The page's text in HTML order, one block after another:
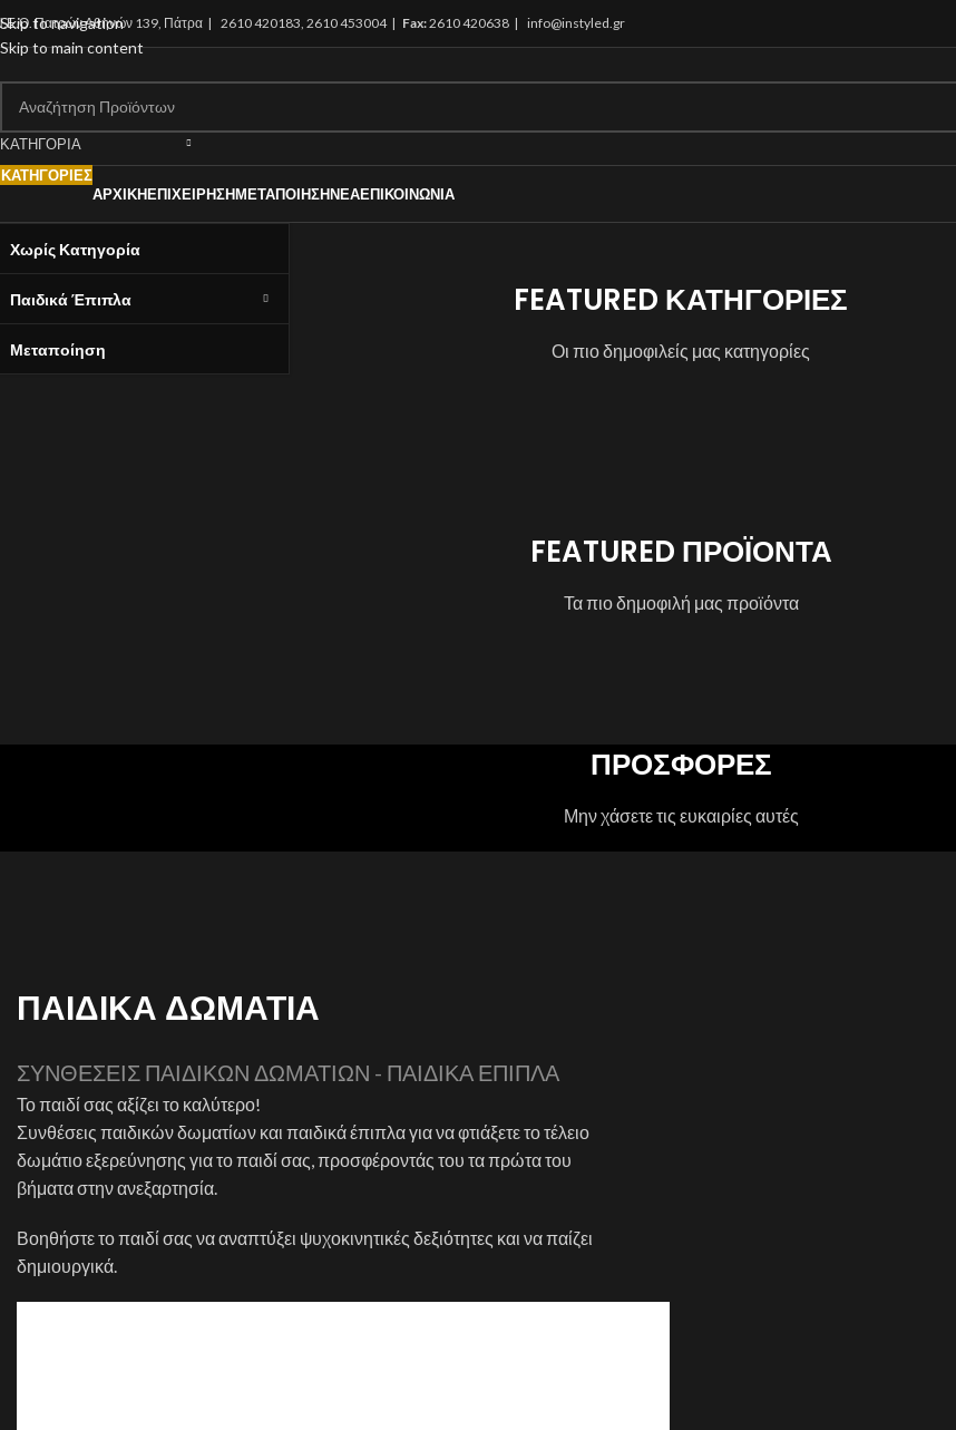
Skip to navigation
Skip to main content
Πατρών Αθηνών 139, Πάτρα | 2610 420183, 2610 453004 | Fax:2610 420638 | info@instyled.gr
ΚΑΤΗΓΟΡΙΑ
ΚΑΤΗΓΟΡΙΕΣ
Χωρίς Κατηγορία
Παιδικά Έπιπλα
Μεταποίηση
ΑΡΧΙΚΉΕΠΙΧΕΊΡΗΣΗΜΕΤΑΠΟΊΗΣΗΝΈΑΕΠΙΚΟΙΝΩΝΊΑ
FEATURED ΚΑΤΗΓΟΡΙΕΣ
Οι πιο δημοφιλείς μας κατηγορίες
FEATURED ΠΡΟΪΟΝΤΑ
Τα πιο δημοφιλή μας προϊόντα
ΠΡΟΣΦΟΡΕΣ
Μην χάσετε τις ευκαιρίες αυτές
ΠΑΙΔΙΚΑ ΔΩΜΑΤΙΑ
ΣΥΝΘΕΣΕΙΣ ΠΑΙΔΙΚΩΝ ΔΩΜΑΤΙΩΝ - ΠΑΙΔΙΚΑ ΕΠΙΠΛΑ
Το παιδί σας αξίζει το καλύτερο!
Συνθέσεις παιδικών δωματίων και παιδικά έπιπλα για να φτιάξετε το τέλειο
δωμάτιο εξερεύνησης για το παιδί σας, προσφέροντάς του τα πρώτα του
βήματα στην ανεξαρτησία.
Βοηθήστε το παιδί σας να αναπτύξει ψυχοκινητικές δεξιότητες και να παίζει
δημιουργικά.